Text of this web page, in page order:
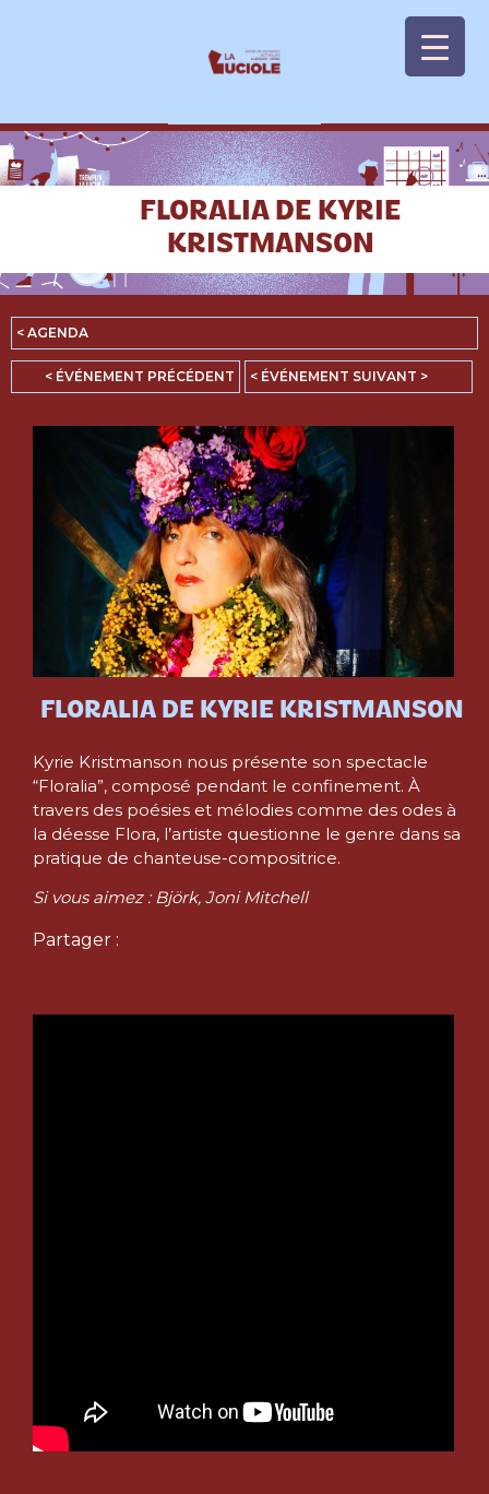
FLORALIA DE KYRIE
KRISTMANSON
< AGENDA
< ÉVÉNEMENT PRÉCÉDENT < ÉVÉNEMENT SUIVANT >
FLORALIA DE KYRIE KRISTMANSON
Kyrie Kristmanson nous présente son spectacle
“Floralia”, composé pendant le confinement. À
travers des poésies et mélodies comme des odes à
la déesse Flora, l’artiste questionne le genre dans sa
pratique de chanteuse-compositrice.
Si vous aimez : Björk, Joni Mitchell
Partager :